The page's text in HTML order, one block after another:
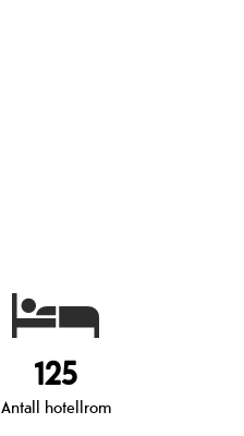
Antall hotellrom
125